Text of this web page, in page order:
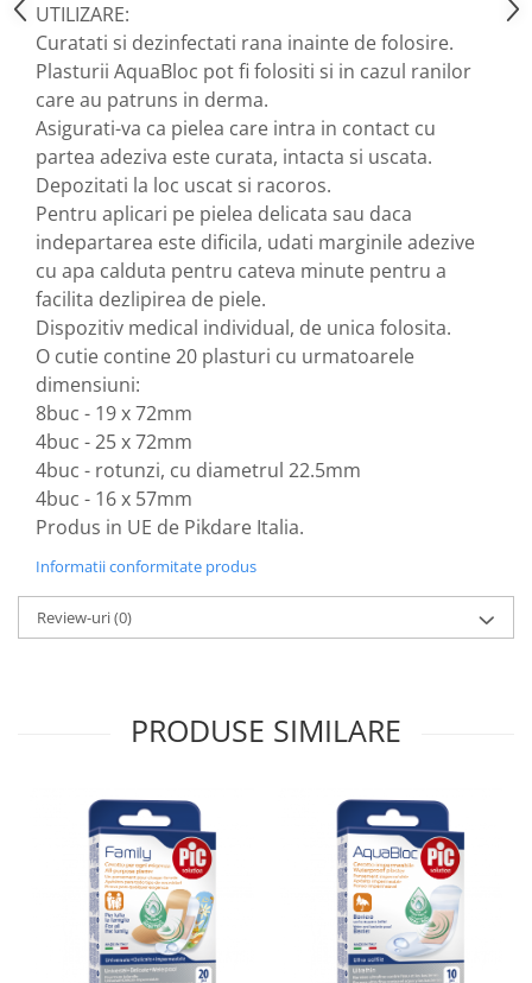
Pawxie (12 produse)
Pikdare - Pic Solutions (22
produse)
ProdNat (6 produse)
ProPhyto - ProVet SA (6 produse)
Record (5 produse)
Rohto Pharmaceuticals Co (4
produse)
Rolly Brush - Mr.White (10
produse)
Romvac - Imunoinstant (20
produse)
Silc - Laurella (5produse)
Splash (10 produse)
Sunvita Group (2 produse)
The Bramton Company - Simple
Vaco Retail sp.zo.o (3 produse)
Vet's Best (8 produse)
Yuup! - Cosmetica Veneta (17
produse)
Zuluff Diapers (70 produse)
UTILIZARE:
Curatati si dezinfectati rana inainte de folosire.
Plasturii AquaBloc pot fi folositi si in cazul ranilor
care au patruns in derma.
Asigurati-va ca pielea care intra in contact cu
partea adeziva este curata, intacta si uscata.
Depozitati la loc uscat si racoros.
Pentru aplicari pe pielea delicata sau daca
indepartarea este dificila, udati marginile adezive
cu apa calduta pentru cateva minute pentru a
facilita dezlipirea de piele.
Dispozitiv medical individual, de unica folosita.
O cutie contine 20 plasturi cu urmatoarele
dimensiuni:
8buc - 19 x 72mm
4buc - 25 x 72mm
4buc - rotunzi, cu diametrul 22.5mm
4buc - 16 x 57mm
Produs in UE de Pikdare Italia.
Informatii conformitate produs
Review-uri(0)
PRODUSE SIMILARE